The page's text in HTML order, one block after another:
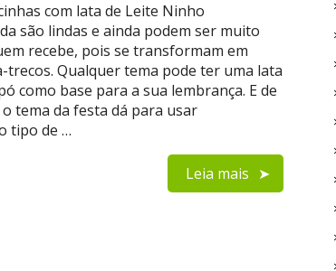
com lata de Leite Ninho
são lindas e ainda podem ser muito
recebe, pois se transformam em
trecos. Qualquer tema pode ter uma lata
como base para a sua lembrança. E de
tema da festa dá para usar
tipo de …
Leia mais